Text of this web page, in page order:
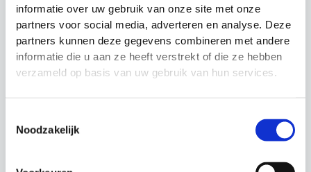
informatie over uw gebruik van onze site met onze
partners voor social media, adverteren en analyse. Deze
partners kunnen deze gegevens combineren met andere
informatie die u aan ze heeft verstrekt of die ze hebben
verzameld op basis van uw gebruik van hun services.
Noodzakelijk
Actie!
Actie!
Groen Precision